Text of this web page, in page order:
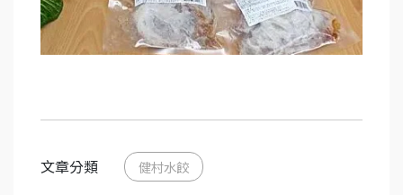
文章分類 健村水餃